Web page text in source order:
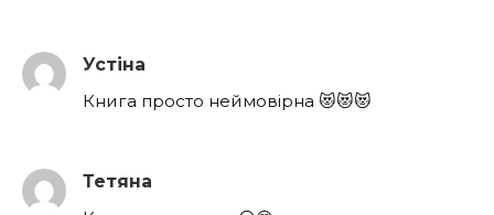
Устіна
Книга просто неймовірна 😻😻😻
Тетяна